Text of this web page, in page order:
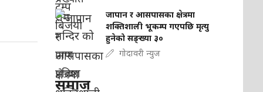
जापान र आसपासका क्षेत्रमा
शक्तिशाली भूकम्प गएपछि मृत्यु
हुनेको सङ्ख्या ३०
गोदावरी न्युज
समाज